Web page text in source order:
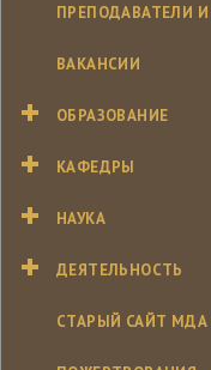
ПРЕПОДАВАТЕЛИ
ВАКАНСИИ
ОБРАЗОВАНИЕ
КАФЕДРЫ
НАУКА
ДЕЯТЕЛЬНОСТЬ
СТАРЫЙ САЙТ МДА